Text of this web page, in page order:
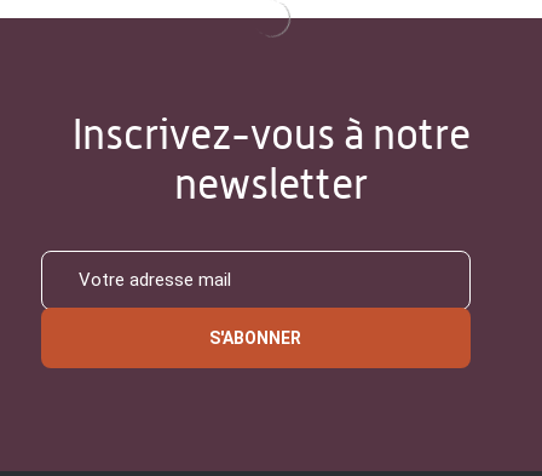
Inscrivez-vous à notre
newsletter
S'ABONNER